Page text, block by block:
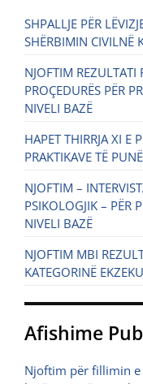
SHPALLJE PËR
SHËRBIMIN CIVILNË
NJOFTIM
PROÇEDURËS PËR
NIVELI BAZË
HAPET THIRRJA XI E
PRAKTIKAVE TË PUNË
NJOFTIM –
PSIKOLOGJIK – PËR
NIVELI BAZË
NJOFTIM MBI
KATEGORINË
Afishime
Njoftim për fillimin